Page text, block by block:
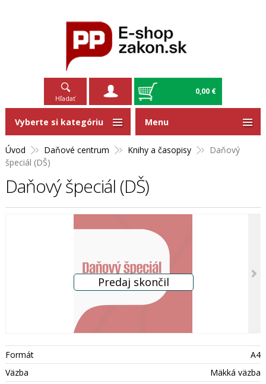
Hľadať
0,00 €
Úvod Daňové centrum Knihy a časopisy
Daňový
špeciál (DŠ)
Daňový špeciál (DŠ)
Formát
A4
Väzba
Mäkká väzba
Vyberte si kategóriu Menu